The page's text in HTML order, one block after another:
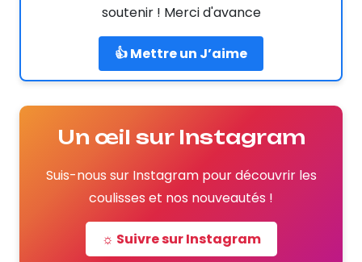
soutenir ! Merci d'avance
👍 Mettre un J’aime
Un œil sur Instagram
Suis-nous sur Instagram pour découvrir les
coulisses et nos nouveautés !
☼ Suivre sur Instagram